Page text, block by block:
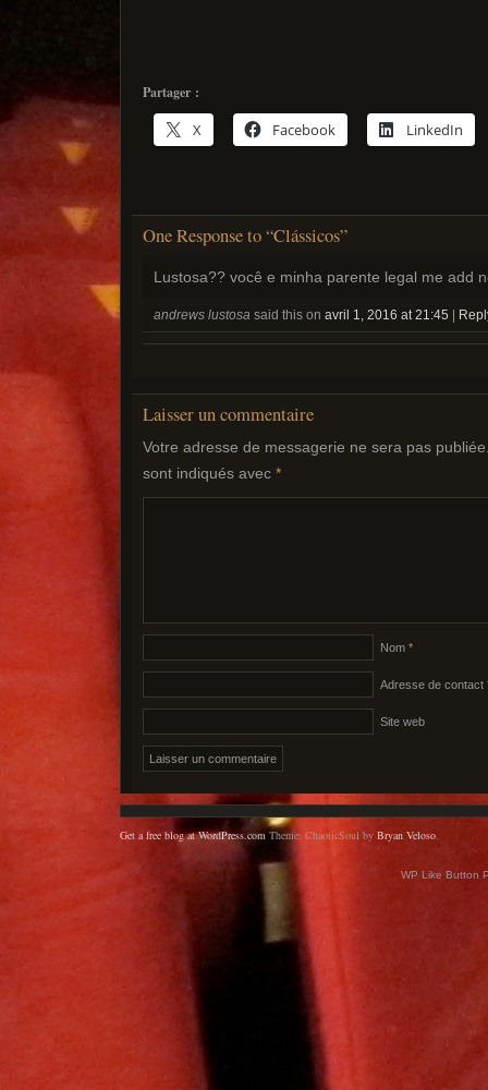
Partager :
X Facebook LinkedIn
One Response to “Clássicos”
Lustosa?? você e minha parente legal me add
andrews lustosa said this on avril 1, 2016 at 21:45 |
Laisser un commentaire
Votre adresse de messagerie ne sera pas
sont indiqués avec *
Nom *
Adresse de contact
Site web
Get a free blog at WordPress.comTheme: ChaoticSoul by Bryan Veloso
WP Like Button